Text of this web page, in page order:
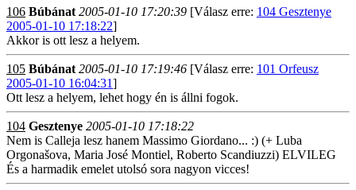
106 Búbánat 2005-01-10 17:20:39 [Válasz erre: 104 Gesztenye
2005-01-10 17:18:22]
Akkor is ott lesz a helyem.
105 Búbánat 2005-01-10 17:19:46 [Válasz erre: 101 Orfeusz
2005-01-10 16:04:31]
Ott lesz a helyem, lehet hogy én is állni fogok.
104 Gesztenye 2005-01-10 17:18:22
Nem is Calleja lesz hanem Massimo Giordano... :) (+ Luba
Orgonašova, Maria José Montiel, Roberto Scandiuzzi) ELVILEG
És a harmadik emelet utolsó sora nagyon vicces!